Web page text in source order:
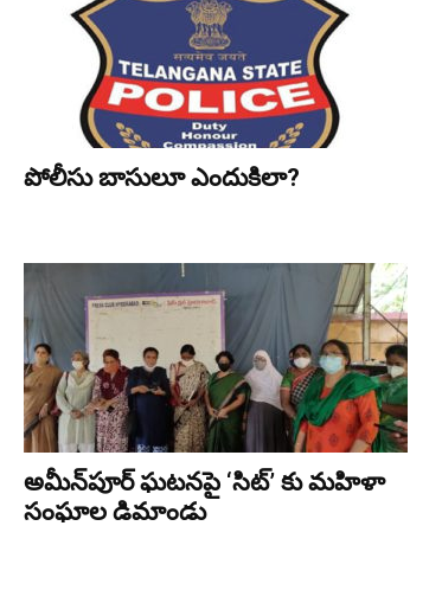
పోలీసు బాసులూ ఎందుకిలా?
అమీన్‌పూర్ ఘ‌ట‌న‌పై ‘సిట్’ కు మ‌హిళా
సంఘాల డిమాండు